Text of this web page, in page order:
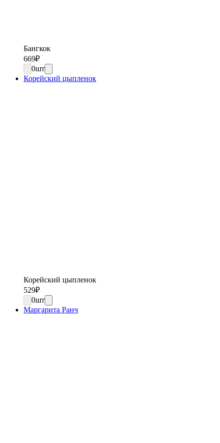
Бангкок
669₽
0шт
Корейский цыпленок
Корейский цыпленок
529₽
0шт
Маргарита Ранч